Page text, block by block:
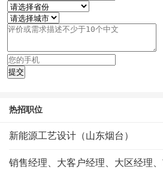
热招职位
新能源工艺设计（山东烟台）
销售经理、大客户经理、大区经理